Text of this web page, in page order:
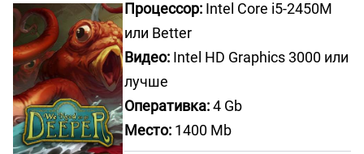
Процессор: Intel Core i5-2450M
или Better
Видео: Intel HD Graphics 3000 или
лучше
Оперативка:4 Gb
Место: 1400 Mb